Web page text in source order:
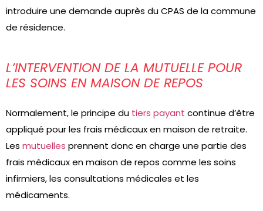
introduire une demande auprès du CPAS de la commune
de résidence.
L’INTERVENTION DE LA MUTUELLE POUR
LES SOINS EN MAISON DE REPOS
Normalement, le principe du tiers payant continue d’être
appliqué pour les frais médicaux en maison de retraite.
Les mutuelles prennent donc en charge une partie des
frais médicaux en maison de repos comme les soins
infirmiers, les consultations médicales et les
médicaments.